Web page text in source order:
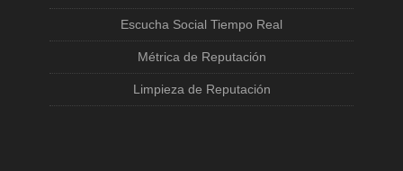
Escucha Social Tiempo Real
Métrica de Reputación
Limpieza de Reputación